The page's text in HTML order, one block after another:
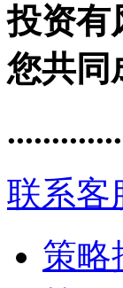
投资有
您共同
联系客
策略